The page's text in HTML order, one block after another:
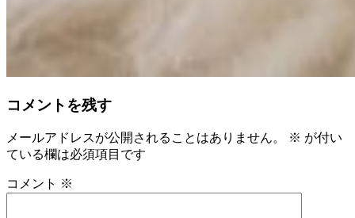
コメントを残す
メールアドレスが公開されることはありません。 ※ が付い
ている欄は必須項目です
コメント ※